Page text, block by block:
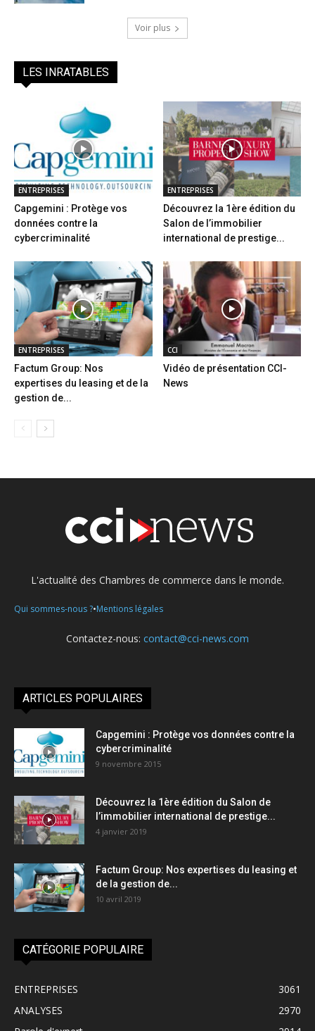
Voir plus
LES INRATABLES
ENTREPRISES
Capgemini : Protège vos
données contre la
cybercriminalité
ENTREPRISES
Découvrez la 1ère édition du
Salon de l’immobilier
international de prestige...
ENTREPRISES
Factum Group: Nos
expertises du leasing et de la
gestion de...
CCI
Vidéo de présentation CCI-
News
L'actualité des Chambres de commerce dans le monde.
Qui sommes-nous ?•Mentions légales
Contactez-nous: contact@cci-news.com
ARTICLES POPULAIRES
Capgemini : Protège vos données contre la
cybercriminalité
9 novembre 2015
Découvrez la 1ère édition du Salon de
l’immobilier international de prestige...
4 janvier 2019
Factum Group: Nos expertises du leasing et
de la gestion de...
10 avril 2019
CATÉGORIE POPULAIRE
ENTREPRISES
3061
ANALYSES
2970